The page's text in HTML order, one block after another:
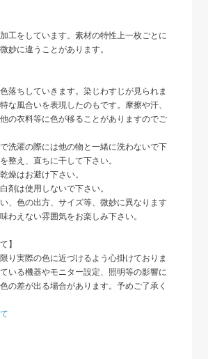
工をしています。素材の特性上一枚ごとに
妙に違うことがあります。
落ちしていきます。染じわすじが見られま
な風合いを表現したのもです。摩擦や汗、
の衣料等に色が移ることがありますのでご
洗濯の際には他の物と一緒に洗わないで下
整え、直ちに干して下さい。
燥はお避け下さい。
剤は使用しないで下さい。
、色の出方、サイズ等、微妙に異なります
わえない雰囲気をお楽しみ下さい。
】
り実際の色に近づけるよう心掛けておりま
いる機器やモニター設定、照明等の影響に
の差が出る場合があります。予めご了承く